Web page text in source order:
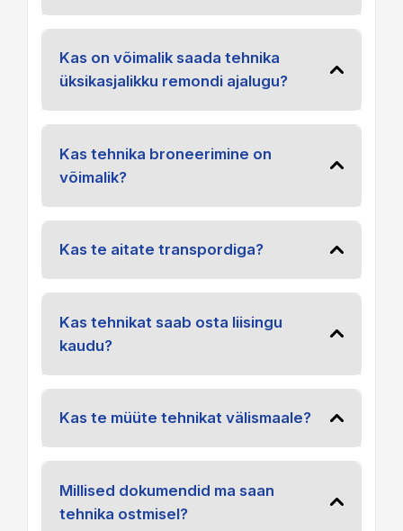
Kas on võimalik saada tehnika
üksikasjalikku remondi ajalugu?
Kas tehnika broneerimine on
võimalik?
Kas te aitate transpordiga?
Kas tehnikat saab osta liisingu
kaudu?
Kas te müüte tehnikat välismaale?
Millised dokumendid ma saan
tehnika ostmisel?